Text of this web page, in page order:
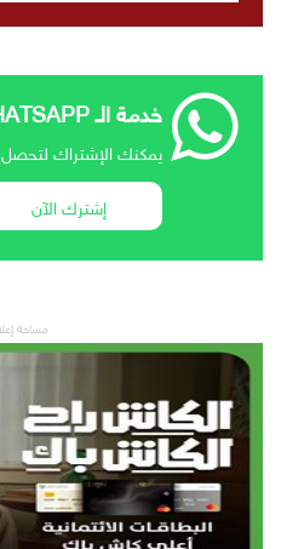
خدمة الـ WHATSAPP
يمكنك الإشتراك لتحصل
إشترك الآن
مساحة